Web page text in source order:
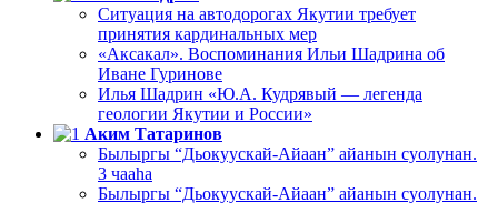
Ситуация на автодорогах Якутии требует
принятия кардинальных мер
«Аксакал». Воспоминания Ильи Шадрина об
Иване Гуринове
Илья Шадрин «Ю.А. Кудрявый — легенда
геологии Якутии и России»
Аким Татаринов
Былыргы “Дьокуускай-Айаан” айанын суолунан.
3 чааһа
Былыргы “Дьокуускай-Айаан” айанын суолунан.